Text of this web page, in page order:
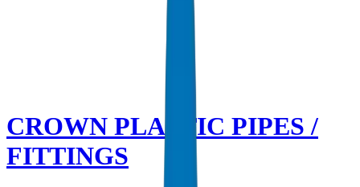
CROWN PLASTIC PIPES /
FITTINGS